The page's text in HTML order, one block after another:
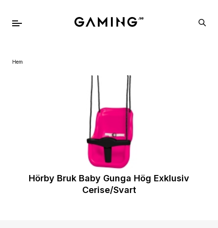
Hem
Hörby Bruk Baby Gunga Hög Exklusiv
Cerise/Svart